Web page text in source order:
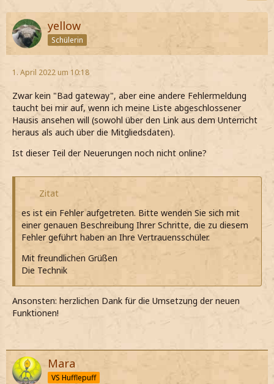
yellow
Schülerin
1. April 2022 um 10:18
Zwar kein "Bad gateway", aber eine andere Fehlermeldung
taucht bei mir auf, wenn ich meine Liste abgeschlossener
Hausis ansehen will (sowohl über den Link aus dem Unterricht
heraus als auch über die Mitgliedsdaten).
Ist dieser Teil der Neuerungen noch nicht online?
Zitat
es ist ein Fehler aufgetreten. Bitte wenden Sie sich mit
einer genauen Beschreibung Ihrer Schritte, die zu diesem
Fehler geführt haben an Ihre Vertrauensschüler.
Mit freundlichen Grüßen
Die Technik
Ansonsten: herzlichen Dank für die Umsetzung der neuen
Funktionen!
Mara
VS Hufflepuff